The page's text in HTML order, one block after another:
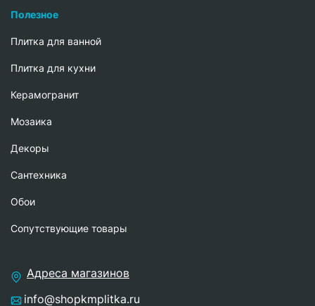
Полезное
Плитка для ванной
Плитка для кухни
Керамогранит
Мозаика
Декоры
Сантехника
Обои
Сопутствующие товары
Адреса магазинов
info@shopkmplitka.ru